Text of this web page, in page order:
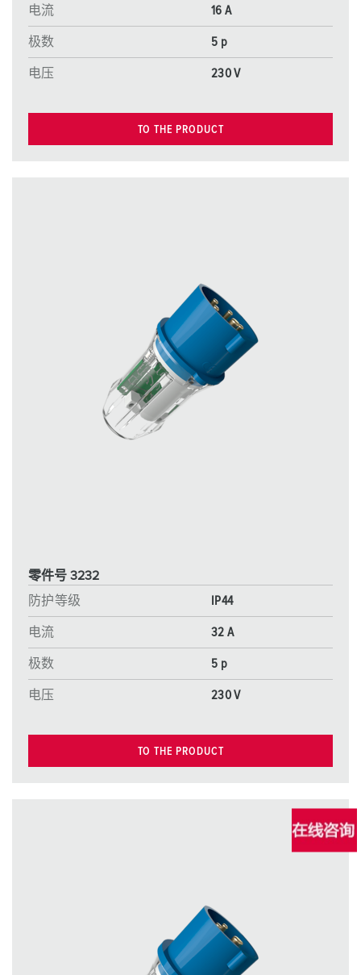
电流 16 A
极数 5 p
电压 230 V
TO THE PRODUCT
零件号 3232
防护等级
IP44
电流 32 A
极数 5 p
电压 230 V
TO THE PRODUCT